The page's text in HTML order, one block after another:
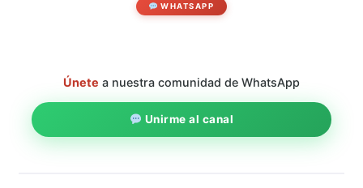
WHATSAPP
Únete a nuestra comunidad de WhatsApp
Unirme al canal